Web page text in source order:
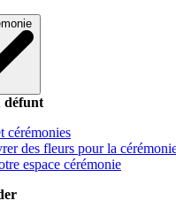
défunt
cérémonies
des fleurs pour la
espace cérémonie